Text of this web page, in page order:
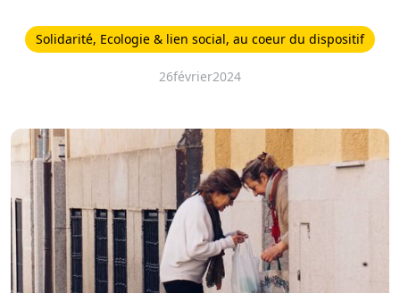
Solidarité, Ecologie & lien social, au coeur du dispositif
26février2024